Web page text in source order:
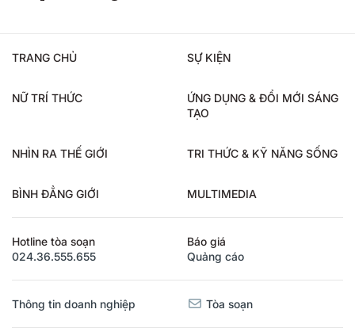
TRANG CHỦ SỰ KIỆN
NỮ TRÍ THỨC
ỨNG DỤNG & ĐỔI MỚI SÁNG
TẠO
NHÌN RA THẾ GIỚI TRI THỨC & KỸ NĂNG SỐNG
BÌNH ĐẲNG GIỚI MULTIMEDIA
Hotline tòa soạn
024.36.555.655
Báo giá
Quảng cáo
Thông tin doanh nghiệp Tòa soạn